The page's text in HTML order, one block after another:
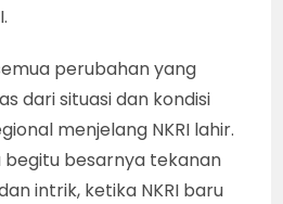
perubahan yang
dari situasi dan kondisi
menjelang NKRI lahir.
begitu besarnya tekanan
intrik, ketika NKRI baru